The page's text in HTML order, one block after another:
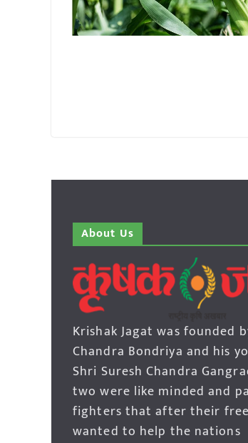
About Us
Krishak Jagat was founded
Chandra Bondriya and his
Shri Suresh Chandra
two were like minded and
fighters that after their
wanted to help the nations